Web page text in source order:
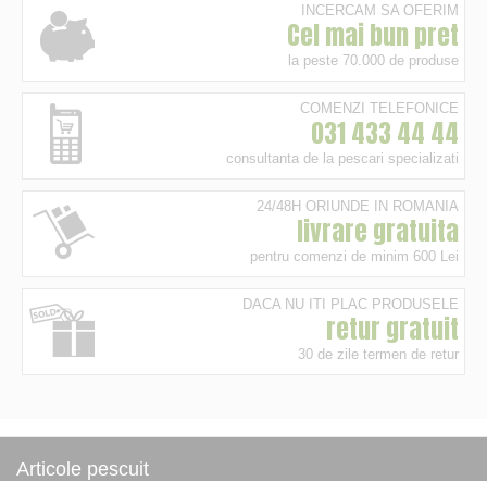
INCERCAM SA OFERIM
Cel mai bun pret
la peste 70.000 de produse
COMENZI TELEFONICE
031 433 44 44
consultanta de la pescari specializati
24/48H ORIUNDE IN ROMANIA
livrare gratuita
pentru comenzi de minim 600 Lei
DACA NU ITI PLAC PRODUSELE
retur gratuit
30 de zile termen de retur
Articole pescuit